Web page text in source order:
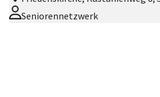
Seniorennetzwerk